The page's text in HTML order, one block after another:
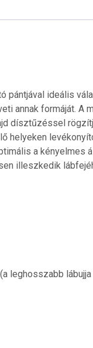
ideális
annak formáját.
dísztűzéssel
helyeken
a kényelmes
illeszkedik
leghosszabb